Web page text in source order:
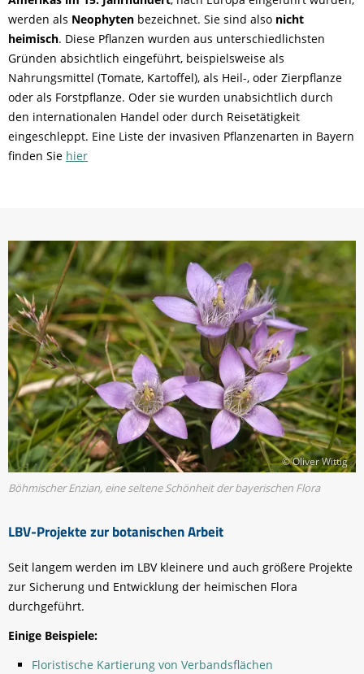
werden als Neophyten bezeichnet. Sie sind also nicht
heimisch. Diese Pflanzen wurden aus unterschiedlichsten
Gründen absichtlich eingeführt, beispielsweise als
Nahrungsmittel (Tomate, Kartoffel), als Heil-, oder Zierpflanze
oder als Forstpflanze. Oder sie wurden unabsichtlich durch
den internationalen Handel oder durch Reisetätigkeit
eingeschleppt. Eine Liste der invasiven Pflanzenarten in Bayern
finden Sie hier
LBV-Projekte zur botanischen Arbeit
© Oliver Wittig
Böhmischer Enzian, eine seltene Schönheit der bayerischen Flora
Seit langem werden im LBV kleinere und auch größere Projekte
zur Sicherung und Entwicklung der heimischen Flora
durchgeführt.
Einige Beispiele:
Floristische Kartierung von Verbandsflächen